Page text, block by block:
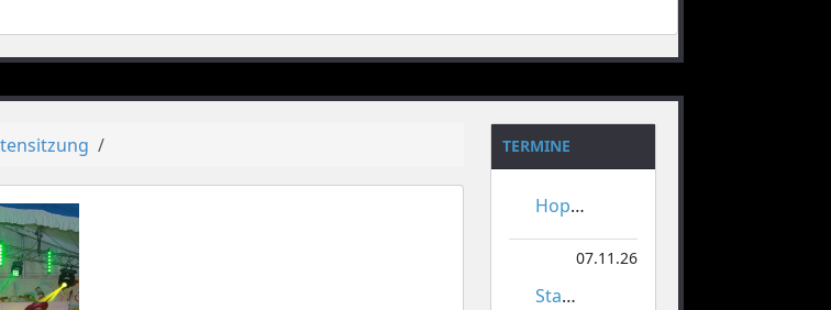
TERMINE
Hoppeditzerwachen
07.11.26
Stadtmeisterschaften im Gardetanz